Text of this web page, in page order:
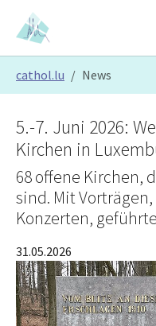
Skip to main content
Skip to page footer
cathol.lu News
5.-7. Juni 2026:
Kirchen in
68 offene Kirchen,
sind. Mit
Konzerten,
31.05.2026